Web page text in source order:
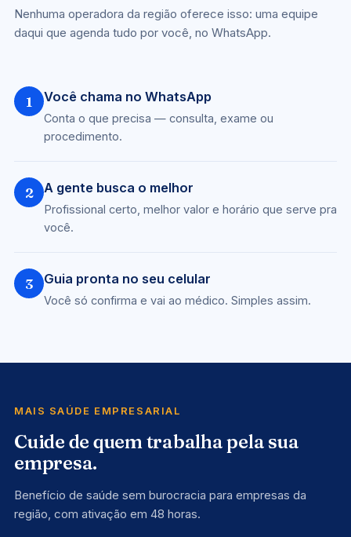
Nenhuma operadora da região oferece isso: uma equipe
daqui que agenda tudo por você, no WhatsApp.
1 Você chama no WhatsApp
Conta o que precisa — consulta, exame ou
procedimento.
2 A gente busca o melhor
Profissional certo, melhor valor e horário que serve pra
você.
3 Guia pronta no seu celular
Você só confirma e vai ao médico. Simples assim.
MAIS SAÚDE EMPRESARIAL
Cuide de quem trabalha pela sua
empresa.
Benefício de saúde sem burocracia para empresas da
região, com ativação em 48 horas.